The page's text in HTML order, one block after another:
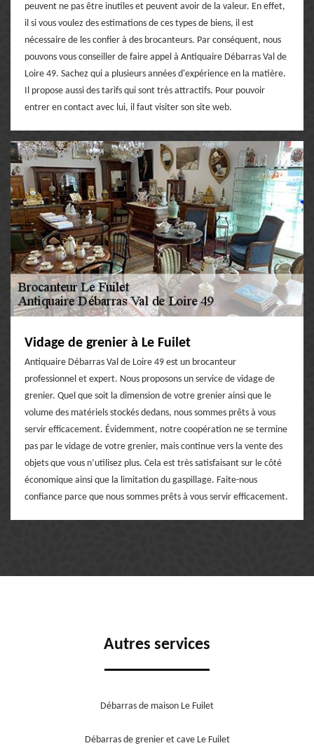
peuvent ne pas être inutiles et peuvent avoir de la valeur. En effet,
il si vous voulez des estimations de ces types de biens, il est
nécessaire de les confier à des brocanteurs. Par conséquent, nous
pouvons vous conseiller de faire appel à Antiquaire Débarras Val de
Loire 49. Sachez qui a plusieurs années d'expérience en la matière.
Il propose aussi des tarifs qui sont très attractifs. Pour pouvoir
entrer en contact avec lui, il faut visiter son site web.
Vidage de grenier à Le Fuilet
Antiquaire Débarras Val de Loire 49 est un brocanteur
professionnel et expert. Nous proposons un service de vidage de
grenier. Quel que soit la dimension de votre grenier ainsi que le
volume des matériels stockés dedans, nous sommes prêts à vous
servir efficacement. Évidemment, notre coopération ne se termine
pas par le vidage de votre grenier, mais continue vers la vente des
objets que vous n’utilisez plus. Cela est très satisfaisant sur le côté
économique ainsi que la limitation du gaspillage. Faite-nous
confiance parce que nous sommes prêts à vous servir efficacement.
Autres services
Débarras de maison Le Fuilet
Débarras de grenier et cave Le Fuilet